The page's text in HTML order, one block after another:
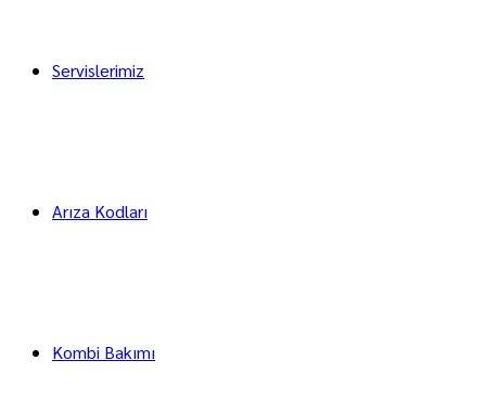
Servislerimiz
Arıza Kodları
Kombi Bakımı